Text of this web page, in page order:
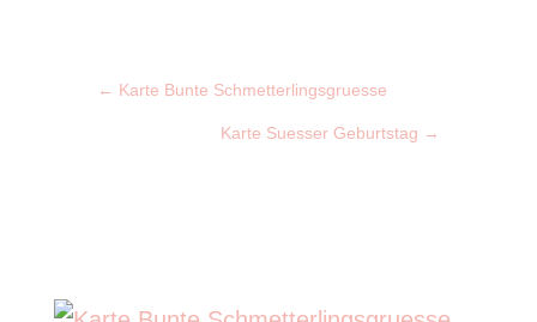
← Karte Bunte Schmetterlingsgruesse
Karte Suesser Geburtstag →